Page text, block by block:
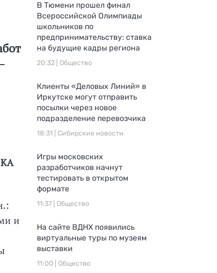
и
В Тюмени прошел финал
Всероссийской Олимпиады
школьников по
предпринимательству: ставка
на будущие кадры региона
20:32 | Общество
Клиенты «Деловых Линий» в
Иркутске могут отправить
посылки через новое
подразделение перевозчика
18:31 | Сибирские новости
Игры московских
разработчиков начнут
тестировать в открытом
формате
11:37 | Общество
На сайте ВДНХ появились
виртуальные туры по музеям
выставки
11:00 | Общество